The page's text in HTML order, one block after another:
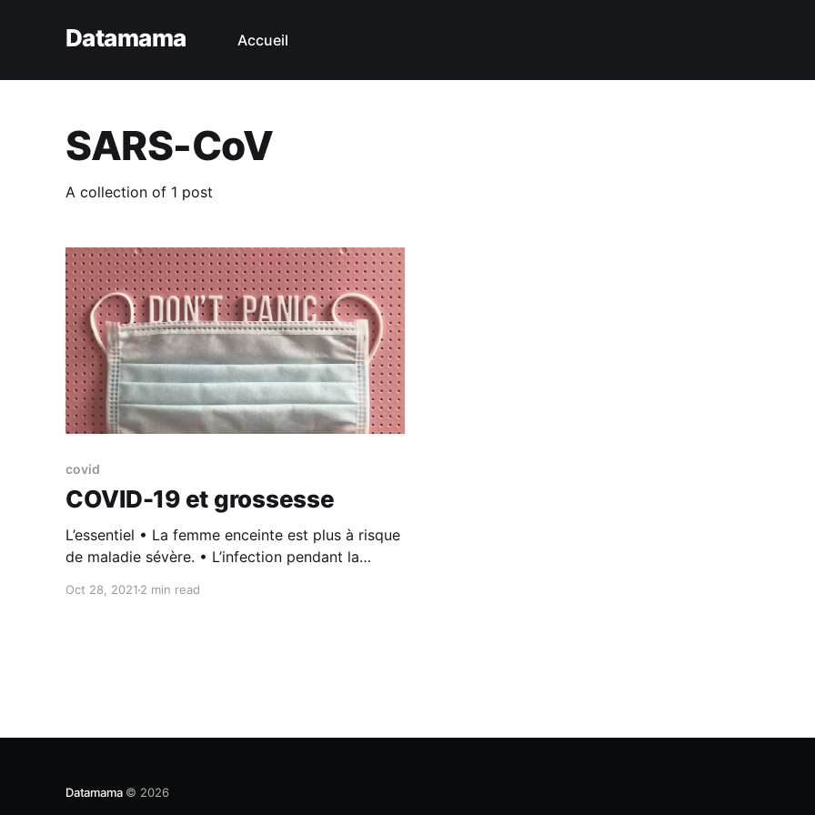
Datamama Accueil
SARS-CoV
A collection of 1 post
covid
COVID-19 et grossesse
L’essentiel • La femme enceinte est plus à risque
de maladie sévère. • L’infection pendant la
d’accouchement prématuré. • Le vaccin contre
Oct 28, 2021 2 min read
Datamama© 2026